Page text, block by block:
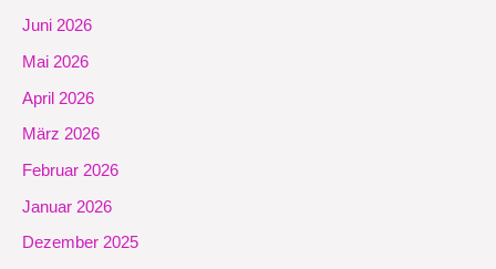
Juni 2026
Mai 2026
April 2026
März 2026
Februar 2026
Januar 2026
Dezember 2025